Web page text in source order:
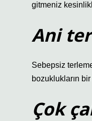
gitmeniz
Ani
Sebepsiz
bozuklukların
Çok